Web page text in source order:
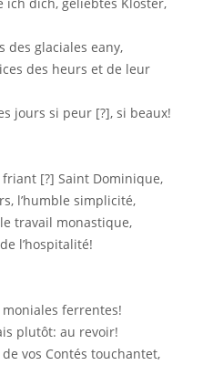
des glaciales eany,
des heurs et de leur
jours si peur [?], si beaux!
[?] Saint Dominique,
l’humble simplicité,
le travail monastique,
l’hospitalité!
ferrentes!
plutôt: au revoir!
vos Contés touchantet,